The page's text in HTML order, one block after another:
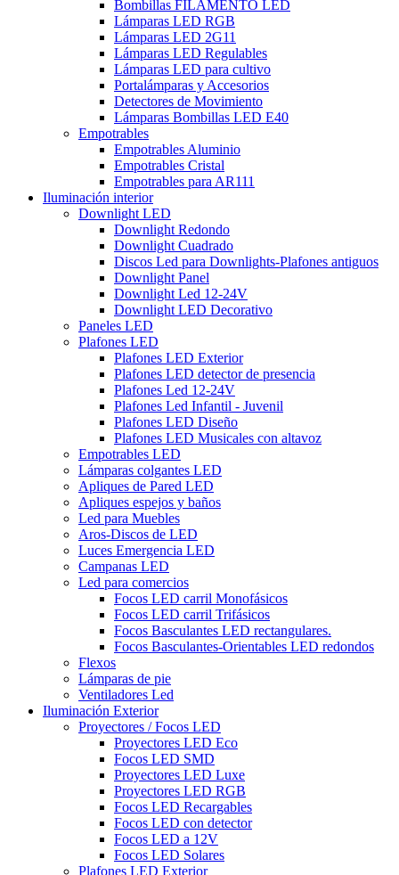
Bombillas FILAMENTO LED
Lámparas LED RGB
Lámparas LED 2G11
Lámparas LED Regulables
Lámparas LED para cultivo
Portalámparas y Accesorios
Detectores de Movimiento
Lámparas Bombillas LED E40
Empotrables
Empotrables Aluminio
Empotrables Cristal
Empotrables para AR111
Iluminación interior
Downlight LED
Downlight Redondo
Downlight Cuadrado
Discos Led para Downlights-Plafones antiguos
Downlight Panel
Downlight Led 12-24V
Downlight LED Decorativo
Paneles LED
Plafones LED
Plafones LED Exterior
Plafones LED detector de presencia
Plafones Led 12-24V
Plafones Led Infantil - Juvenil
Plafones LED Diseño
Plafones LED Musicales con altavoz
Empotrables LED
Lámparas colgantes LED
Apliques de Pared LED
Apliques espejos y baños
Led para Muebles
Aros-Discos de LED
Luces Emergencia LED
Campanas LED
Led para comercios
Focos LED carril Monofásicos
Focos LED carril Trifásicos
Focos Basculantes LED rectangulares.
Focos Basculantes-Orientables LED redondos
Flexos
Lámparas de pie
Ventiladores Led
Iluminación Exterior
Proyectores / Focos LED
Proyectores LED Eco
Focos LED SMD
Proyectores LED Luxe
Proyectores LED RGB
Focos LED Recargables
Focos LED con detector
Focos LED a 12V
Focos LED Solares
Plafones LED Exterior